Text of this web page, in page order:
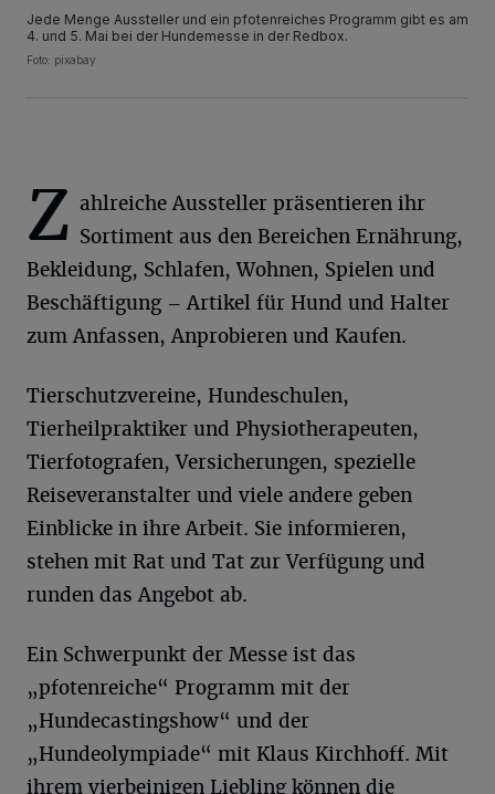
Jede Menge Aussteller und ein pfotenreiches Programm gibt es am
4. und 5. Mai bei der Hundemesse in der Redbox.
Foto: pixabay
Z ahlreiche Aussteller präsentieren ihr
Sortiment aus den Bereichen Ernährung,
Bekleidung, Schlafen, Wohnen, Spielen und
Beschäftigung – Artikel für Hund und Halter
zum Anfassen, Anprobieren und Kaufen.
Tierschutzvereine, Hundeschulen,
Tierheilpraktiker und Physiotherapeuten,
Tierfotografen, Versicherungen, spezielle
Reiseveranstalter und viele andere geben
Einblicke in ihre Arbeit. Sie informieren,
stehen mit Rat und Tat zur Verfügung und
runden das Angebot ab.
Ein Schwerpunkt der Messe ist das
„pfotenreiche“ Programm mit der
„Hundecastingshow“ und der
„Hundeolympiade“ mit Klaus Kirchhoff. Mit
ihrem vierbeinigen Liebling können die